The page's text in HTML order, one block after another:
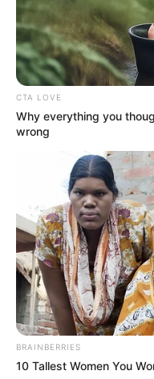
Μάστιγα οι
εξαπατούν
Θλίψη
κιλών
ρωσόφωνης
Σπείρα
πουλούσε
CTA LOVE
Why everything you
wrong
BRAINBERRIES
10 Tallest Women You